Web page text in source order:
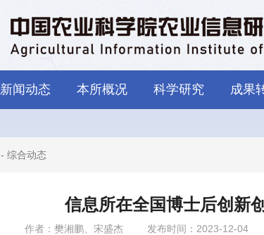
新闻动态 本所概况 科学研究 成果
- 综合动态
信息所在全国博士后创新
作者：樊湘鹏、宋盛杰 发布时间：2023-12-04